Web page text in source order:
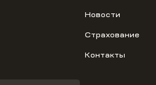
Новости
Страхование
Контакты